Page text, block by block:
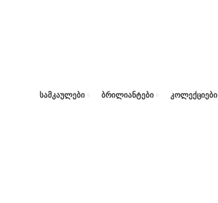
ᲡᲐᲛᲙᲐᲣᲚᲔᲑᲘ ᲑᲠᲘᲚᲘᲐᲜᲢᲔᲑᲘ ᲙᲝᲚᲔᲥᲪᲘᲔᲑᲘ